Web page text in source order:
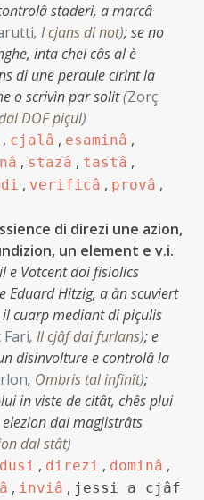
staderi, a marcâ
, I cjans di not);se no
inta chel câs al è
di une peraule cirint la
o scrivìn par solit(Zorç
DOF piçul)
, cjalâ , esaminâ ,
, stazâ , tastâ ,
, verificâ , provâ ,
di direzi une azion,
un element e v.i.:
e Votcent doi fisiolics
Eduard Hitzig, a àn scuviert
cuarp mediant di piçulis
Fari, Il cjâf dai furlans);e
disinvolture e controlâ la
, Ombris tal infinît);
in viste de citât, chês plui
dai magjistrâts
dal stât)
, direzi , dominâ ,
, inviâ , jessi a cjâf